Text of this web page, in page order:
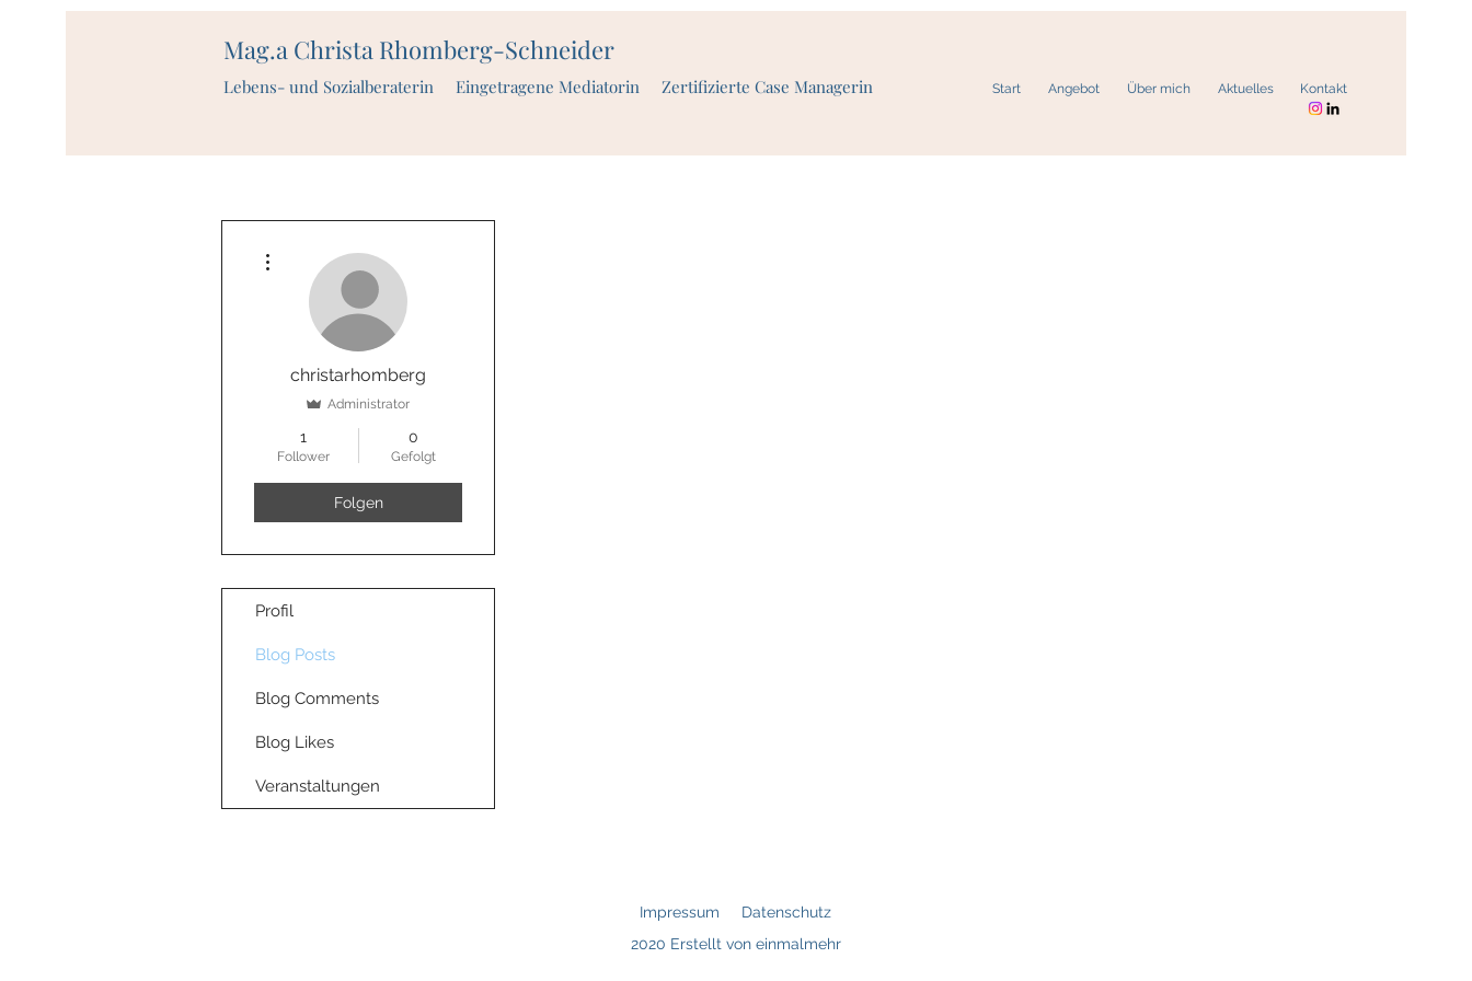
Mag.a Christa Rhomberg-Schneider
Lebens- und Sozialberaterin Eingetragene Mediatorin Zertifizierte Case Managerin Start Angebot Über mich Aktuelles Kontakt
christarhomberg
Administrator
1
Follower
0
Gefolgt
Folgen
Profil
Blog Posts
Blog Comments
Blog Likes
Veranstaltungen
Impressum
Datenschutz
2020 Erstellt von einmalmehr